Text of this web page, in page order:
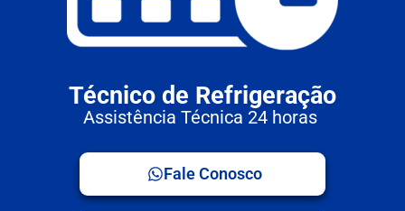
Técnico de Refrigeração
Assistência Técnica 24 horas
Fale Conosco